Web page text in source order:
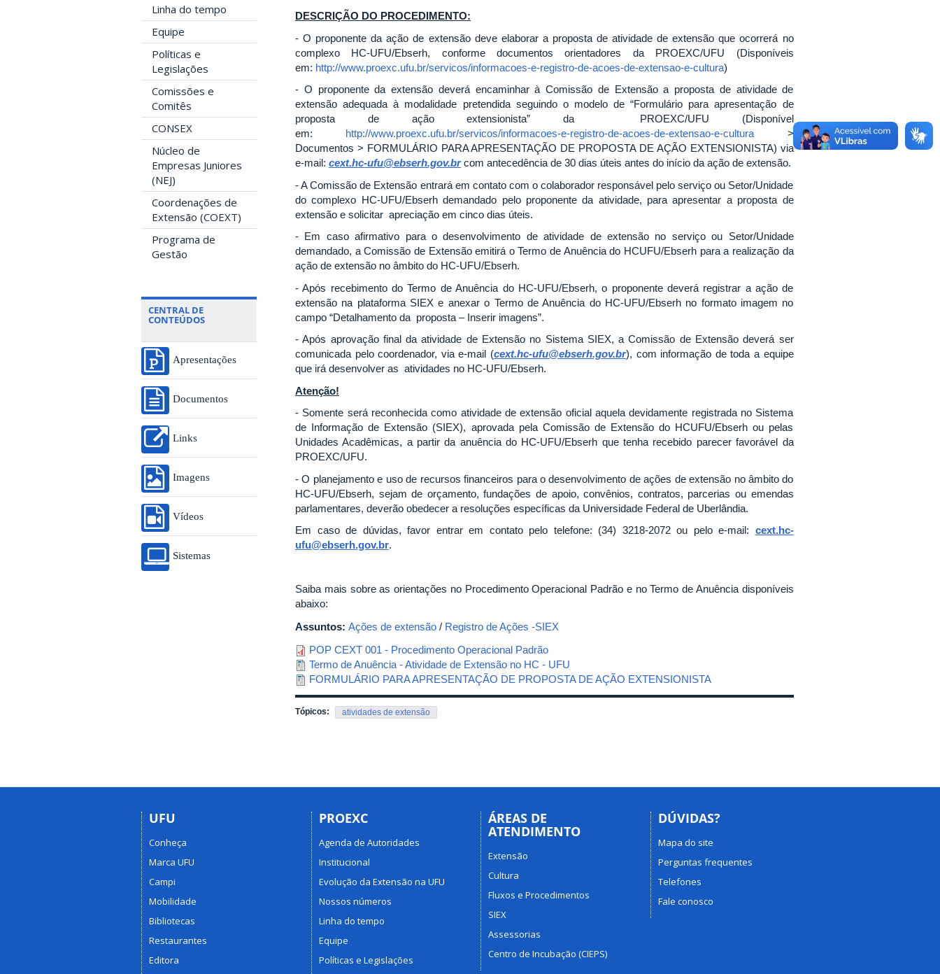
Linha do tempo
Equipe
Políticas e
Legislações
Comissões e
Comitês
CONSEX
Núcleo de
Empresas Juniores
(NEJ)
Coordenações de
Extensão (COEXT)
Programa de
Gestão
CENTRAL DE
CONTEÚDOS
Apresentações
Documentos
Links
Imagens
Vídeos
Sistemas
DESCRIÇÃO DO PROCEDIMENTO:
- O proponente da ação de extensão deve elaborar a proposta de atividade de extensão que ocorrerá no
complexo HC-UFU/Ebserh, conforme documentos orientadores da PROEXC/UFU (Disponíveis
em: http://www.proexc.ufu.br/servicos/informacoes-e-registro-de-acoes-de-extensao-e-cultura)
- O proponente da extensão deverá encaminhar à Comissão de Extensão a proposta de atividade de
extensão adequada à modalidade pretendida seguindo o modelo de “Formulário para apresentação de
proposta de ação extensionista” da PROEXC/UFU (Disponível
em: http://www.proexc.ufu.br/servicos/informacoes-e-registro-de-acoes-de-extensao-e-cultura >
Documentos > FORMULÁRIO PARA APRESENTAÇÃO DE PROPOSTA DE AÇÃO EXTENSIONISTA) via
e-mail: cext.hc-ufu@ebserh.gov.brcom antecedência de 30 dias úteis antes do início da ação de extensão.
- A Comissão de Extensão entrará em contato com o colaborador responsável pelo serviço ou Setor/Unidade
do complexo HC-UFU/Ebserh demandado pelo proponente da atividade, para apresentar a proposta de
extensão e solicitar apreciação em cinco dias úteis.
- Em caso afirmativo para o desenvolvimento de atividade de extensão no serviço ou Setor/Unidade
demandado, a Comissão de Extensão emitirá o Termo de Anuência do HCUFU/Ebserh para a realização da
ação de extensão no âmbito do HC-UFU/Ebserh.
- Após recebimento do Termo de Anuência do HC-UFU/Ebserh, o proponente deverá registrar a ação de
extensão na plataforma SIEX e anexar o Termo de Anuência do HC-UFU/Ebserh no formato imagem no
campo “Detalhamento da proposta – Inserir imagens”.
- Após aprovação final da atividade de Extensão no Sistema SIEX, a Comissão de Extensão deverá ser
comunicada pelo coordenador, via e-mail (cext.hc-ufu@ebserh.gov.br), com informação de toda a equipe
que irá desenvolver as atividades no HC-UFU/Ebserh.
Atenção!
- Somente será reconhecida como atividade de extensão oficial aquela devidamente registrada no Sistema
de Informação de Extensão (SIEX), aprovada pela Comissão de Extensão do HCUFU/Ebserh ou pelas
Unidades Acadêmicas, a partir da anuência do HC-UFU/Ebserh que tenha recebido parecer favorável da
PROEXC/UFU.
- O planejamento e uso de recursos financeiros para o desenvolvimento de ações de extensão no âmbito do
HC-UFU/Ebserh, sejam de orçamento, fundações de apoio, convênios, contratos, parcerias ou emendas
parlamentares, deverão obedecer a resoluções específicas da Universidade Federal de Uberlândia.
Em caso de dúvidas, favor entrar em contato pelo telefone: (34) 3218-2072 ou pelo e-mail: cext.hc-
ufu@ebserh.gov.br.
Saiba mais sobre as orientações no Procedimento Operacional Padrão e no Termo de Anuência disponíveis
abaixo:
Assuntos: Ações de extensão / Registro de Ações -SIEX
POP CEXT 001 - Procedimento Operacional Padrão
Termo de Anuência - Atividade de Extensão no HC - UFU
FORMULÁRIO PARA APRESENTAÇÃO DE PROPOSTA DE AÇÃO EXTENSIONISTA
Tópicos: atividades de extensão
UFU
Conheça
Marca UFU
Campi
Mobilidade
Bibliotecas
Restaurantes
Editora
PROEXC
Agenda de Autoridades
Institucional
Evolução da Extensão na UFU
Nossos números
Linha do tempo
Equipe
Políticas e Legislações
ÁREAS DE
ATENDIMENTO
Extensão
Cultura
Fluxos e Procedimentos
SIEX
Assessorias
Centro de Incubação (CIEPS)
DÚVIDAS?
Mapa do site
Perguntas frequentes
Telefones
Fale conosco